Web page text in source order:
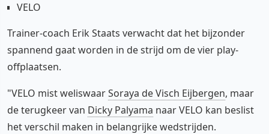
VELO
Trainer-coach Erik Staats verwacht dat het bijzonder
spannend gaat worden in de strijd om de vier play-
offplaatsen.
"VELO mist weliswaarSoraya de Visch Eijbergen, maar
de terugkeer van Dicky Palyama naar VELO kan beslist
het verschil maken in belangrijke wedstrijden.